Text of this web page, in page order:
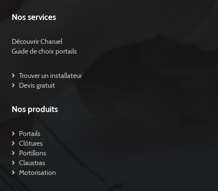
Nos services
Découvrir Charuel
Guide de choix portails
Trouver un installateur
Devis gratuit
Nos produits
Portails
Clôtures
Portillons
Claustras
Motorisation